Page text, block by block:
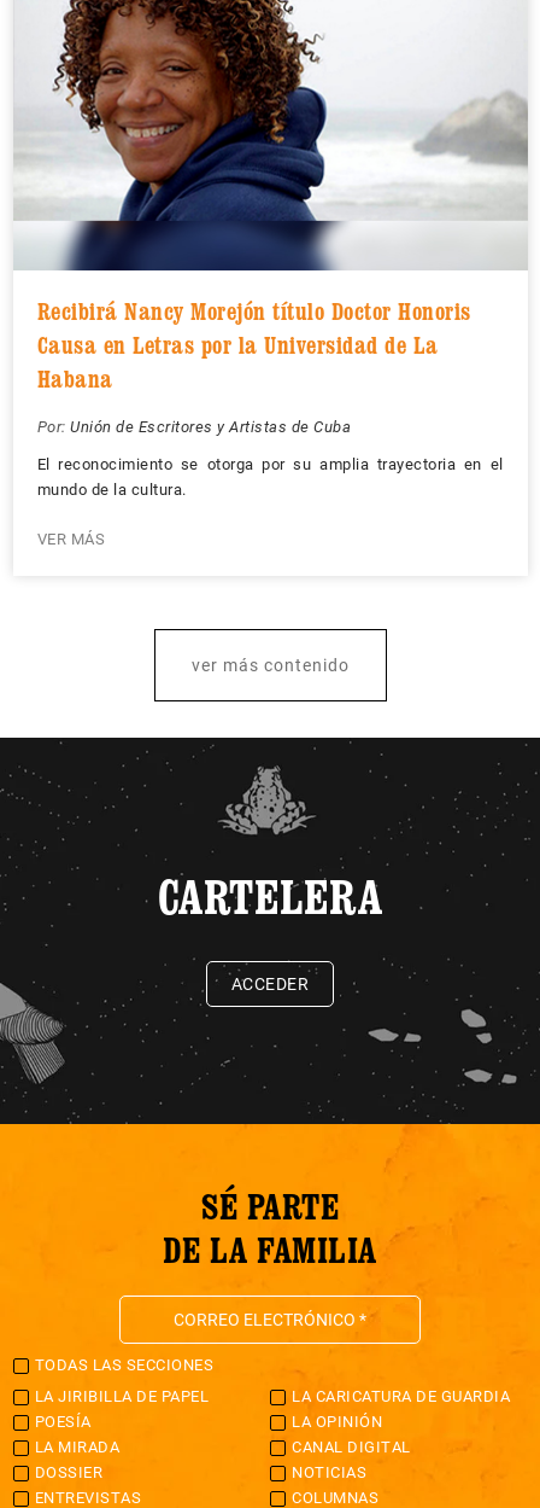
Recibirá Nancy Morejón título Doctor Honoris
Causa en Letras por la Universidad de La
Habana
Por: Unión de Escritores y Artistas de Cuba
El reconocimiento se otorga por su amplia trayectoria en el
mundo de la cultura.
VER MÁS
ver más contenido
CARTELERA
ACCEDER
SÉ PARTE
DE LA FAMILIA
TODAS LAS SECCIONES
LA JIRIBILLA DE PAPEL
LA CARICATURA DE GUARDIA
POESÍA
LA OPINIÓN
LA MIRADA
CANAL DIGITAL
DOSSIER
NOTICIAS
ENTREVISTAS
COLUMNAS